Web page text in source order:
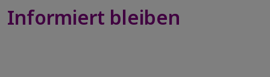
Informiert bleiben